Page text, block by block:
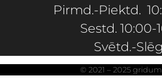
Pirmd.-Piektd.
Sestd. 10:00-
Svētd.-
© 2021 – 2025